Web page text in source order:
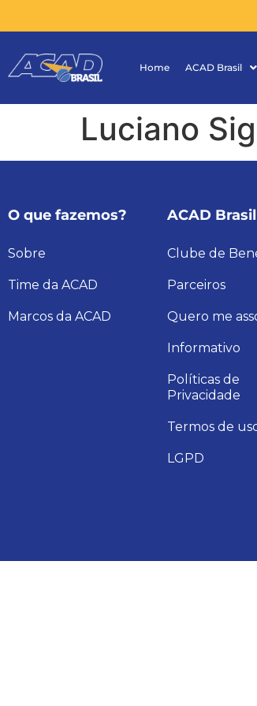
Home ACAD Brasil
Luciano
O que fazemos?
Sobre
Time da ACAD
Marcos da ACAD
ACAD Brasil
Clube de
Parceiros
Quero me
Informativo
Políticas de
Privacidade
Termos de
LGPD